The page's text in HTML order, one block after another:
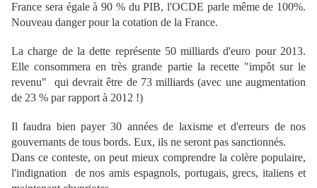
France sera égale à 90 % du PIB, l'OCDE parle même de 100%.
Nouveau danger pour la cotation de la France.
La charge de la dette représente 50 milliards d'euro pour 2013.
Elle consommera en très grande partie la recette "impôt sur le
revenu" qui devrait être de 73 milliards (avec une augmentation
de 23 % par rapport à 2012 !)
Il faudra bien payer 30 années de laxisme et d'erreurs de nos
gouvernants de tous bords. Eux, ils ne seront pas sanctionnés.
Dans ce conteste, on peut mieux comprendre la colère populaire,
l'indignation de nos amis espagnols, portugais, grecs, italiens et